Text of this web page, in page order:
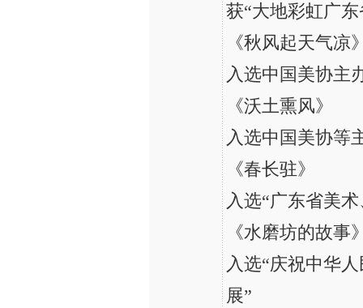
获“大地彩虹广
《秋风起天气凉
入选中国美协主
《沃土熏风》
入选中国美协等
《春长驻》
入选“广东省美
《水磨坊的故事
入选“庆祝中华
展”